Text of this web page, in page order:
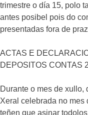
trimestre o día 15, polo
antes posibel pois do
presentadas fora de
ACTAS E
DEPOSITOS CONTAS
Durante o mes de xullo,
Xeral celebrada no mes
teñen que asinar